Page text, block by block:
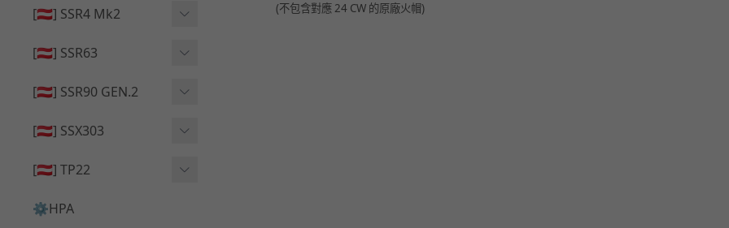
🟦 主體 ⧸ 彈匣
[🇦🇹] SSR4 Mk2
🟦 主體 ⧸ 彈匣
[🇦🇹] SSR63
🆙 升級 ⧸ 部件
[🇦🇹] SSR90 GEN.2
🆙 升級 ⧸ 部件
[🇦🇹] SSX303
🔄 原廠 ⧸ 零件
🆙 升級 ⧸ 部件
[🇦🇹] TP22
🔄 原廠 ⧸ 零件
⚙️HPA
(不包含對應 24 CW 的原廠火帽)